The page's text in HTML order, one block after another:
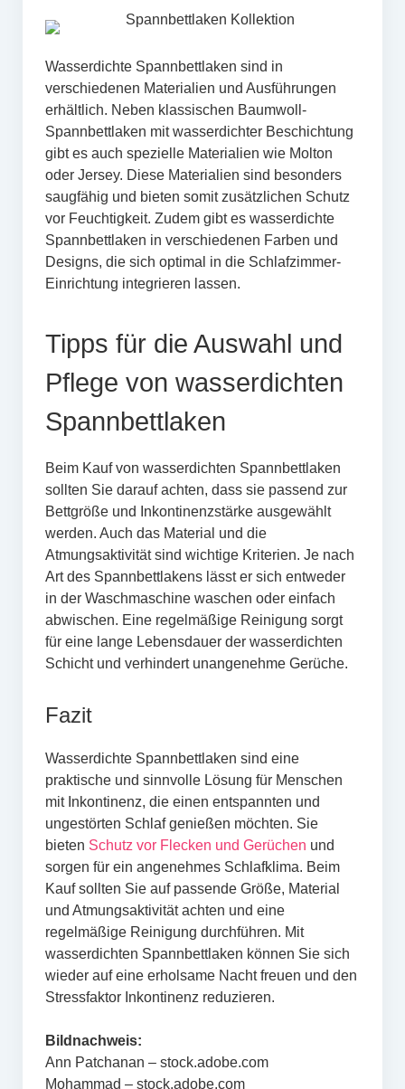
Wasserdichte Spannbettlaken sind in
verschiedenen Materialien und Ausführungen
erhältlich. Neben klassischen Baumwoll-
Spannbettlaken mit wasserdichter Beschichtung
gibt es auch spezielle Materialien wie Molton
oder Jersey. Diese Materialien sind besonders
saugfähig und bieten somit zusätzlichen Schutz
vor Feuchtigkeit. Zudem gibt es wasserdichte
Spannbettlaken in verschiedenen Farben und
Designs, die sich optimal in die Schlafzimmer-
Einrichtung integrieren lassen.
Tipps für die Auswahl und
Pflege von wasserdichten
Spannbettlaken
Beim Kauf von wasserdichten Spannbettlaken
sollten Sie darauf achten, dass sie passend zur
Bettgröße und Inkontinenzstärke ausgewählt
werden. Auch das Material und die
Atmungsaktivität sind wichtige Kriterien. Je nach
Art des Spannbettlakens lässt er sich entweder
in der Waschmaschine waschen oder einfach
abwischen. Eine regelmäßige Reinigung sorgt
für eine lange Lebensdauer der wasserdichten
Schicht und verhindert unangenehme Gerüche.
Fazit
Wasserdichte Spannbettlaken sind eine
praktische und sinnvolle Lösung für Menschen
mit Inkontinenz, die einen entspannten und
ungestörten Schlaf genießen möchten. Sie
bieten Schutz vor Flecken und Gerüchen und
sorgen für ein angenehmes Schlafklima. Beim
Kauf sollten Sie auf passende Größe, Material
und Atmungsaktivität achten und eine
regelmäßige Reinigung durchführen. Mit
wasserdichten Spannbettlaken können Sie sich
wieder auf eine erholsame Nacht freuen und den
Stressfaktor Inkontinenz reduzieren.
Bildnachweis:
Ann Patchanan – stock.adobe.com
Mohammad – stock.adobe.com